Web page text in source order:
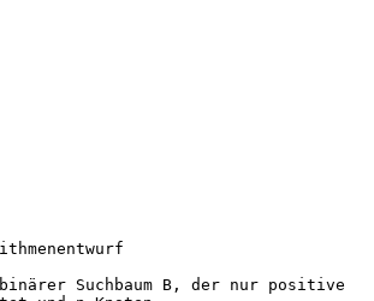
Suchbaum B, der nur positive